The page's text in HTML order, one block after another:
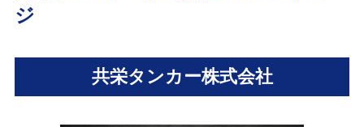
ジ
共栄タンカー株式会社